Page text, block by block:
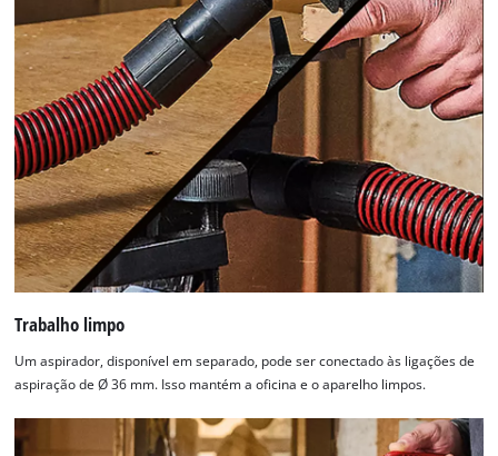
Trabalho limpo
Um aspirador, disponível em separado, pode ser conectado às ligações de
aspiração de Ø 36 mm. Isso mantém a oficina e o aparelho limpos.